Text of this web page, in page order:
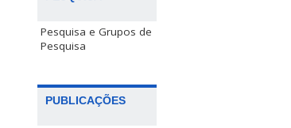
Pesquisa e Grupos de
Pesquisa
PUBLICAÇÕES